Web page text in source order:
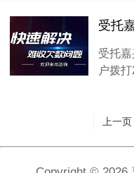
受托
受托
户拨
上一页